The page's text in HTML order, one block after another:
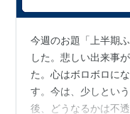
今週のお題「上半期
した。悲しい出来事
た。心はボロボロに
す。今は、少しとい
後、どうなるかは不